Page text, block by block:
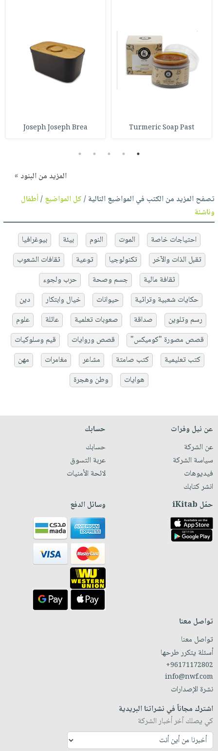
Turmeric Soap Past
Joseph Joseph Brea
1
2
3
4
5
المزيد من البنود »
تصفح المزيد من الكتب في المواضيع التالية /كل المواضيع/أطفال
وناشئة
احتياجات خاصة الموت النوم بيئة
بيوغرافيا
تقبل الذات والآخر
تكنولوجيا توعية
ثقافات الشعوب
ثقافة مالية
جسم وصحة
حرب ولجوء
حكايات شعبية وتراثية
حيوانات خيال وابتكار
دين
رسم وتلوين
صداقة صعوبات تعلمية عائلة
علوم
قصص مصورة "كوميكس"
قصص وروايات
قيم وسلوكيات
كتب تعليمية
كتب صامتة مشاعر مغامرات
مهن
هوايات
وطن وهجرة
عن نيل وفرات
عن الشركة
سياسة الشركة
فيديوهات
انشر كتابك
حسابك
حسابك
عربة التسوق
لائحة الأمنيات
حمّل iKitab وسائل الدفع
تواصل معنا
تواصل معنا
أسئلة يتكرر طرحها
+96171172802
info@nwf.com
نشرة الإصدارات
اشترك مجاناً في نشراتنا البريدية
كي يصلك آخر أخبار الشركة